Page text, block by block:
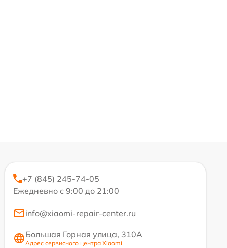
+7 (845) 245-74-05
Ежедневно с 9:00 до 21:00
info@xiaomi-repair-center.ru
Большая Горная улица, 310А
Адрес сервисного центра Xiaomi